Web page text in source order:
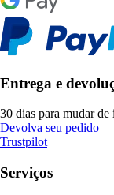
Entrega e
30 dias para mudar de
Devolva seu pedido
Trustpilot
Serviços